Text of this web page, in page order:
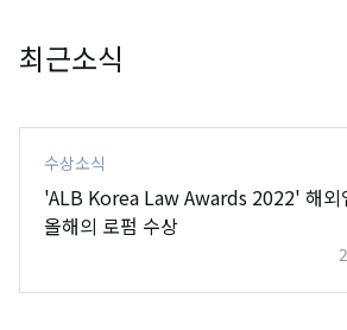
최근소식
수상소식
'ALB Korea Law Awards 2022' 해외
올해의 로펌 수상